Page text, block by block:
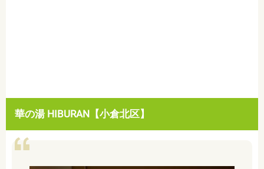
華の湯 HIBURAN【小倉北区】